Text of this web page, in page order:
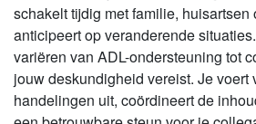
schakelt tijdig met familie, huisartsen
anticipeert op veranderende
variëren van ADL-ondersteuning tot
jouw deskundigheid vereist. Je voert
handelingen uit, coördineert de